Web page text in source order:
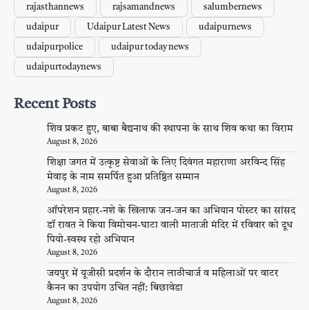
rajasthannews rajsamandnews salumbernews
udaipur Udaipur Latest News udaipurnews
udaipurpolice udaipur today news
udaipurtodaynews
Recent Posts
शिव प्रकट हुए, बाबा बैद्यनाथ की स्थापना के साथ शिव कथा का विराम
August 8, 2026
शिक्षा जगत में उत्कृष्ट सेवाओं के लिए दिवंगत महाराणा अरविन्द सिंह
मेवाड़ के नाम समर्पित हुआ प्रतिष्ठित सम्मान
August 8, 2026
ऑपरेशन प्रहार-नशे के खिलाफ जन-जन का अभियान पोस्टर का सांसद
डॉ रावत ने किया विमोचन-घाटा वाली माताजी मंदिर में रविवार को दूध
पियो-स्वस्थ रहो अभियान
August 8, 2026
जयपुर में यूजीसी प्रदर्शन के दौरान लाठीचार्ज व महिलाओं पर वाटर
कैनन का उपयोग उचित नहीं: बिछावेडा
August 8, 2026